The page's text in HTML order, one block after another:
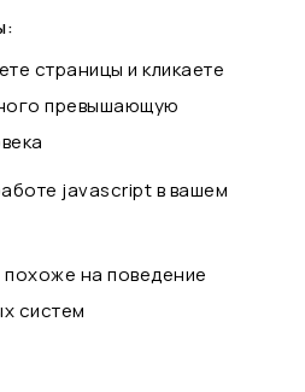
страницы и кликаете
превышающую
javascript в вашем
на поведение
систем